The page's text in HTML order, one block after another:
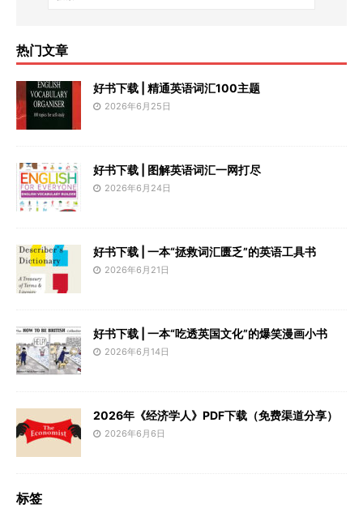
热门文章
好书下载 | 精通英语词汇100主题
2026年6月25日
好书下载 | 图解英语词汇一网打尽
2026年6月24日
好书下载 | 一本“拯救词汇匮乏”的英语工具书
2026年6月21日
好书下载 | 一本“吃透英国文化”的爆笑漫画小书
2026年6月14日
2026年《经济学人》PDF下载（免费渠道分享）
2026年6月6日
标签